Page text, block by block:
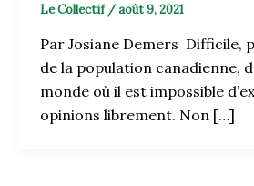
Le Collectif /août 9, 2021
Par Josiane Demers Difficile,
de la population canadienne,
monde où il est impossible
opinions librement. Non […]